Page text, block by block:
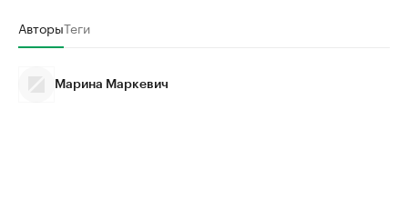
АвторыТеги
Марина Маркевич